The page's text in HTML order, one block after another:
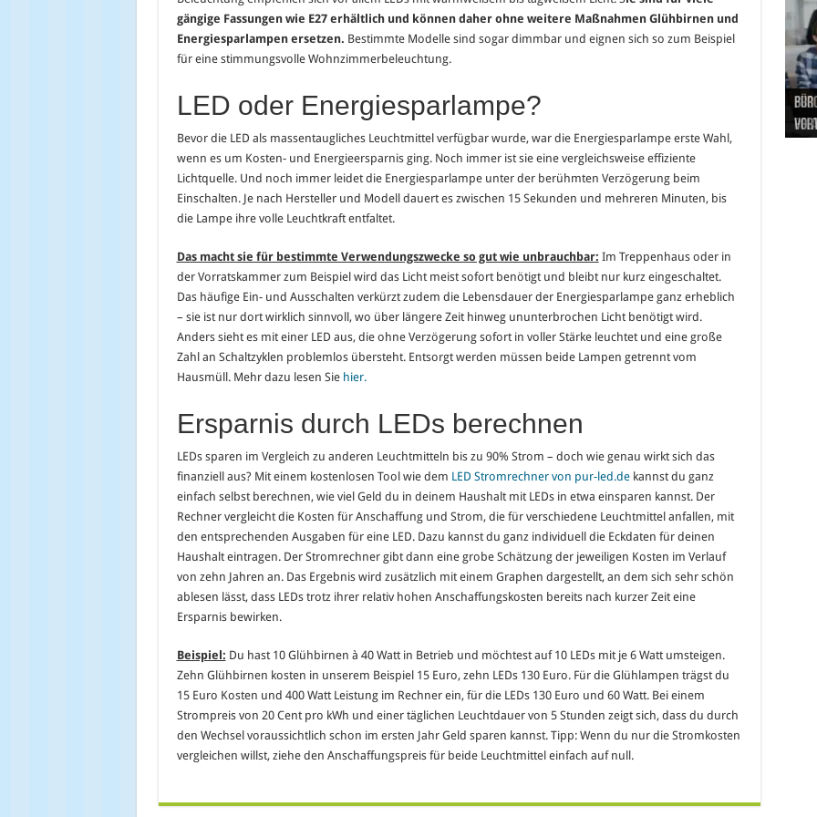
gängige Fassungen wie E27 erhältlich und können daher ohne weitere Maßnahmen Glühbirnen und
Energiesparlampen ersetzen. Bestimmte Modelle sind sogar dimmbar und eignen sich so zum Beispiel
für eine stimmungsvolle Wohnzimmerbeleuchtung.
LED oder Energiesparlampe?
Bevor die LED als massentaugliches Leuchtmittel verfügbar wurde, war die Energiesparlampe erste Wahl,
wenn es um Kosten- und Energieersparnis ging. Noch immer ist sie eine vergleichsweise effiziente
Lichtquelle. Und noch immer leidet die Energiesparlampe unter der berühmten Verzögerung beim
Einschalten. Je nach Hersteller und Modell dauert es zwischen 15 Sekunden und mehreren Minuten, bis
die Lampe ihre volle Leuchtkraft entfaltet.
Das macht sie für bestimmte Verwendungszwecke so gut wie unbrauchbar: Im Treppenhaus oder in
der Vorratskammer zum Beispiel wird das Licht meist sofort benötigt und bleibt nur kurz eingeschaltet.
Das häufige Ein- und Ausschalten verkürzt zudem die Lebensdauer der Energiesparlampe ganz erheblich
– sie ist nur dort wirklich sinnvoll, wo über längere Zeit hinweg ununterbrochen Licht benötigt wird.
Anders sieht es mit einer LED aus, die ohne Verzögerung sofort in voller Stärke leuchtet und eine große
Zahl an Schaltzyklen problemlos übersteht. Entsorgt werden müssen beide Lampen getrennt vom
Hausmüll. Mehr dazu lesen Sie hier.
Ersparnis durch LEDs berechnen
LEDs sparen im Vergleich zu anderen Leuchtmitteln bis zu 90% Strom – doch wie genau wirkt sich das
finanziell aus? Mit einem kostenlosen Tool wie dem LED Stromrechner von pur-led.dekannst du ganz
einfach selbst berechnen, wie viel Geld du in deinem Haushalt mit LEDs in etwa einsparen kannst. Der
Rechner vergleicht die Kosten für Anschaffung und Strom, die für verschiedene Leuchtmittel anfallen, mit
den entsprechenden Ausgaben für eine LED. Dazu kannst du ganz individuell die Eckdaten für deinen
Haushalt eintragen. Der Stromrechner gibt dann eine grobe Schätzung der jeweiligen Kosten im Verlauf
von zehn Jahren an. Das Ergebnis wird zusätzlich mit einem Graphen dargestellt, an dem sich sehr schön
ablesen lässt, dass LEDs trotz ihrer relativ hohen Anschaffungskosten bereits nach kurzer Zeit eine
Ersparnis bewirken.
Beispiel: Du hast 10 Glühbirnen à 40 Watt in Betrieb und möchtest auf 10 LEDs mit je 6 Watt umsteigen.
Zehn Glühbirnen kosten in unserem Beispiel 15 Euro, zehn LEDs 130 Euro. Für die Glühlampen trägst du
15 Euro Kosten und 400 Watt Leistung im Rechner ein, für die LEDs 130 Euro und 60 Watt. Bei einem
Strompreis von 20 Cent pro kWh und einer täglichen Leuchtdauer von 5 Stunden zeigt sich, dass du durch
den Wechsel voraussichtlich schon im ersten Jahr Geld sparen kannst. Tipp: Wenn du nur die Stromkosten
vergleichen willst, ziehe den Anschaffungspreis für beide Leuchtmittel einfach auf null.
und
Pro